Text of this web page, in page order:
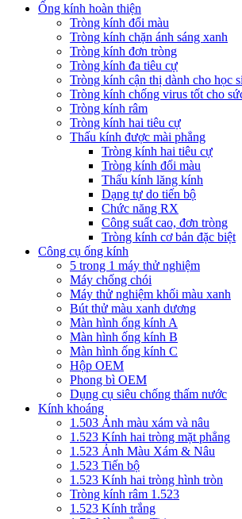
Ống kính hoàn thiện
Tròng kính đổi màu
Tròng kính chặn ánh sáng xanh
Tròng kính đơn tròng
Tròng kính đa tiêu cự
Tròng kính cận thị dành cho học
Tròng kính chống virus tốt cho
Tròng kính râm
Tròng kính hai tiêu cự
Thấu kính được mài phẳng
Tròng kính hai tiêu cự
Tròng kính đổi màu
Thấu kính lăng kính
Dạng tự do tiến bộ
Chức năng RX
Công suất cao, đơn tròng
Tròng kính cơ bản đặc biệt
Công cụ ống kính
5 trong 1 máy thử nghiệm
Máy chống chói
Máy thử nghiệm khối màu xanh
Bút thử màu xanh dương
Màn hình ống kính A
Màn hình ống kính B
Màn hình ống kính C
Hộp OEM
Phong bì OEM
Dụng cụ siêu chống thấm nước
Kính khoáng
1.503 Ảnh màu xám và nâu
1.523 Kính hai tròng mặt phẳng
1.523 Ảnh Màu Xám & Nâu
1.523 Tiến bộ
1.523 Kính hai tròng hình tròn
Tròng kính râm 1.523
1.523 Kính trắng